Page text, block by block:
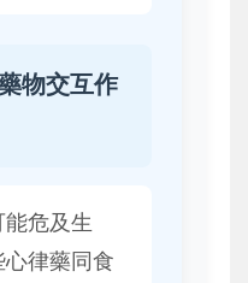
物交互作
危及生
律藥同食